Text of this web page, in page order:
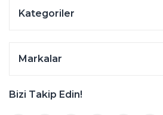
Kategoriler
Markalar
Bizi Takip Edin!